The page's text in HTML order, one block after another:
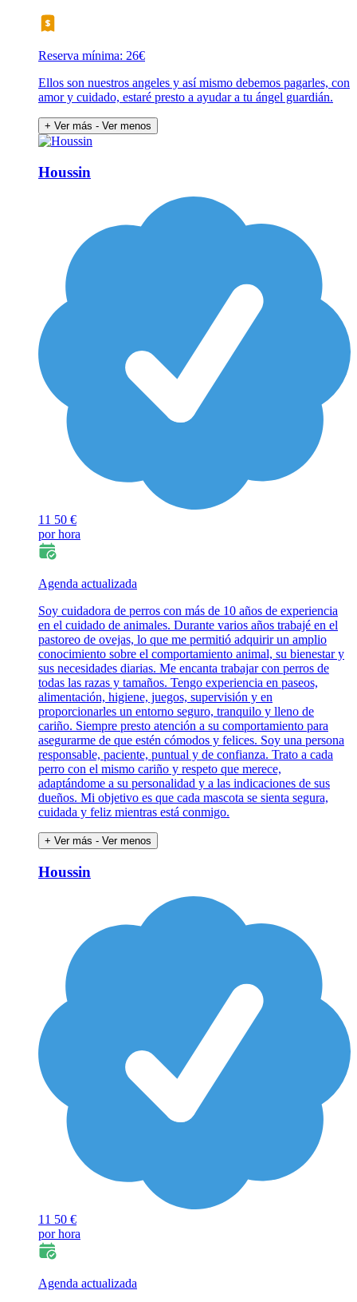
Reserva mínima: 26€
Ellos son nuestros angeles y así mismo debemos pagarles, con
amor y cuidado, estaré presto a ayudar a tu ángel guardián.
+ Ver más - Ver menos
Houssin
11 50 €
por hora
Agenda actualizada
Soy cuidadora de perros con más de 10 años de experiencia
en el cuidado de animales. Durante varios años trabajé en el
pastoreo de ovejas, lo que me permitió adquirir un amplio
conocimiento sobre el comportamiento animal, su bienestar y
sus necesidades diarias. Me encanta trabajar con perros de
todas las razas y tamaños. Tengo experiencia en paseos,
alimentación, higiene, juegos, supervisión y en
proporcionarles un entorno seguro, tranquilo y lleno de
cariño. Siempre presto atención a su comportamiento para
asegurarme de que estén cómodos y felices. Soy una persona
responsable, paciente, puntual y de confianza. Trato a cada
perro con el mismo cariño y respeto que merece,
adaptándome a su personalidad y a las indicaciones de sus
dueños. Mi objetivo es que cada mascota se sienta segura,
cuidada y feliz mientras está conmigo.
+ Ver más - Ver menos
Houssin
11 50 €
por hora
Agenda actualizada